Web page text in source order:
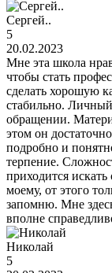
Сергей..
5
20.02.2023
Мне эта школа
чтобы стать
сделать хорошую
стабильно.
обращении.
этом он
подробно и
терпение.
приходится
моему, от этого
запомню. Мне
вполне
Николай
5